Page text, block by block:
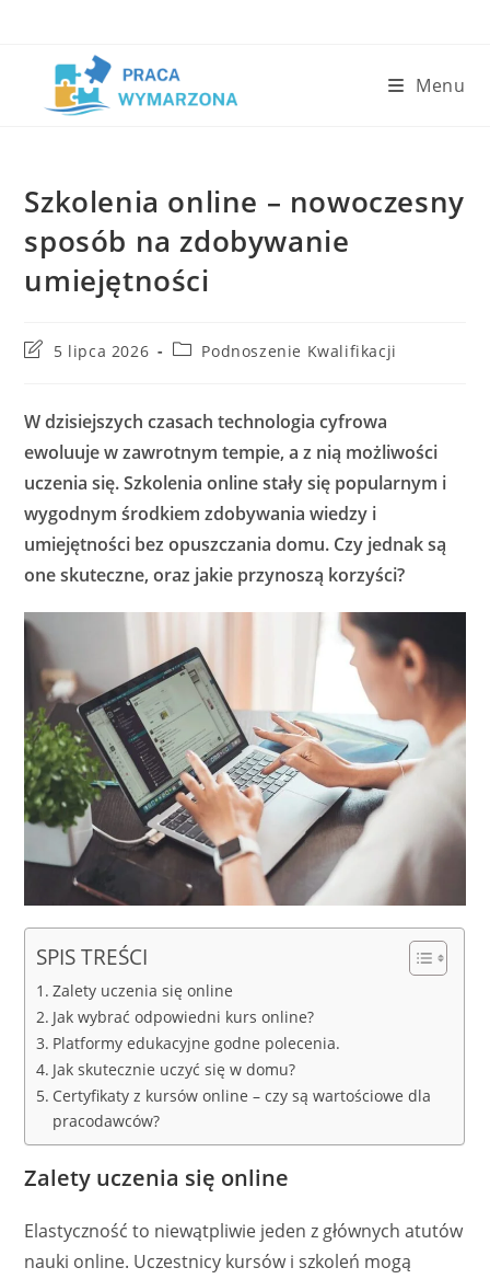
Menu
Szkolenia online – nowoczesny
sposób na zdobywanie
umiejętności
Post5 lipca 2026
PostPodnoszenie Kwalifikacji
W dzisiejszych czasach technologia cyfrowa
ewoluuje w zawrotnym tempie, a z nią możliwości
uczenia się. Szkolenia online stały się popularnym i
wygodnym środkiem zdobywania wiedzy i
umiejętności bez opuszczania domu. Czy jednak są
one skuteczne, oraz jakie przynoszą korzyści?
SPIS TREŚCI
Zalety uczenia się online
Jak wybrać odpowiedni kurs online?
Platformy edukacyjne godne polecenia.
Jak skutecznie uczyć się w domu?
Certyfikaty z kursów online – czy są wartościowe dla
pracodawców?
Zalety uczenia się online
Elastyczność to niewątpliwie jeden z głównych atutów
nauki online. Uczestnicy kursów i szkoleń mogą